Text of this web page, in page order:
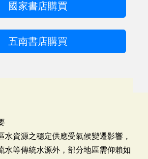
國家書店購買
五南書店購買
水資源之穩定供應受氣候變遷影響，
水等傳統水源外，部分地區需仰賴如